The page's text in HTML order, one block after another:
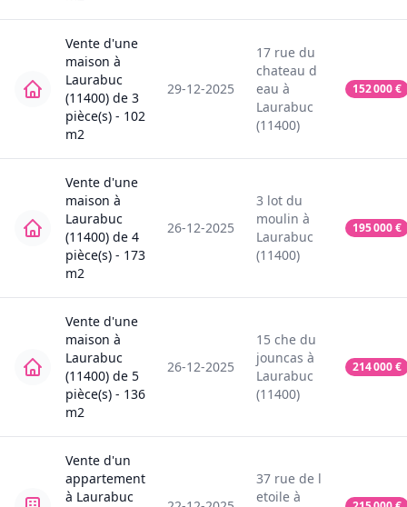
Vente d'une
maison à
Laurabuc
(11400) de 3
pièce(s) - 102
m2
29-12-2025
17 rue du
chateau d
eau à
Laurabuc
(11400)
152 000€
Vente d'une
maison à
Laurabuc
(11400) de 4
pièce(s) - 173
m2
26-12-2025
3 lot du
moulin à
Laurabuc
(11400)
195 000€
Vente d'une
maison à
Laurabuc
(11400) de 5
pièce(s) - 136
m2
26-12-2025
15 che du
jouncas à
Laurabuc
(11400)
214 000€
Vente d'un
appartement
à Laurabuc
37 rue de l
etoile à